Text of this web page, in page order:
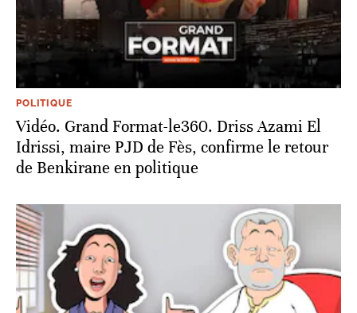
POLITIQUE
Vidéo. Grand Format-le360. Driss Azami El
Idrissi, maire PJD de Fès, confirme le retour
de Benkirane en politique